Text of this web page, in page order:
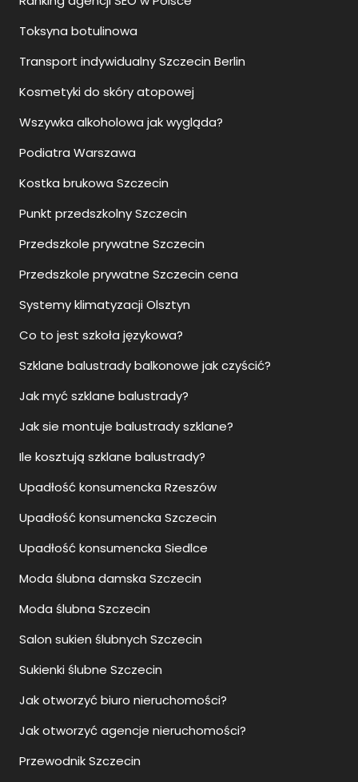
Toksyna botulinowa
Transport indywidualny Szczecin Berlin
Kosmetyki do skóry atopowej
Wszywka alkoholowa jak wygląda?
Podiatra Warszawa
Kostka brukowa Szczecin
Punkt przedszkolny Szczecin
Przedszkole prywatne Szczecin
Przedszkole prywatne Szczecin cena
Systemy klimatyzacji Olsztyn
Co to jest szkoła językowa?
Szklane balustrady balkonowe jak czyścić?
Jak myć szklane balustrady?
Jak sie montuje balustrady szklane?
Ile kosztują szklane balustrady?
Upadłość konsumencka Rzeszów
Upadłość konsumencka Szczecin
Upadłość konsumencka Siedlce
Moda ślubna damska Szczecin
Moda ślubna Szczecin
Salon sukien ślubnych Szczecin
Sukienki ślubne Szczecin
Jak otworzyć biuro nieruchomości?
Jak otworzyć agencje nieruchomości?
Przewodnik Szczecin